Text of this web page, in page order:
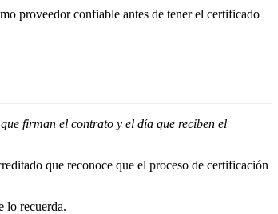
proveedor confiable antes de tener el certificado
firman el contrato y el día que reciben el
que reconoce que el proceso de certificación
lo recuerda.